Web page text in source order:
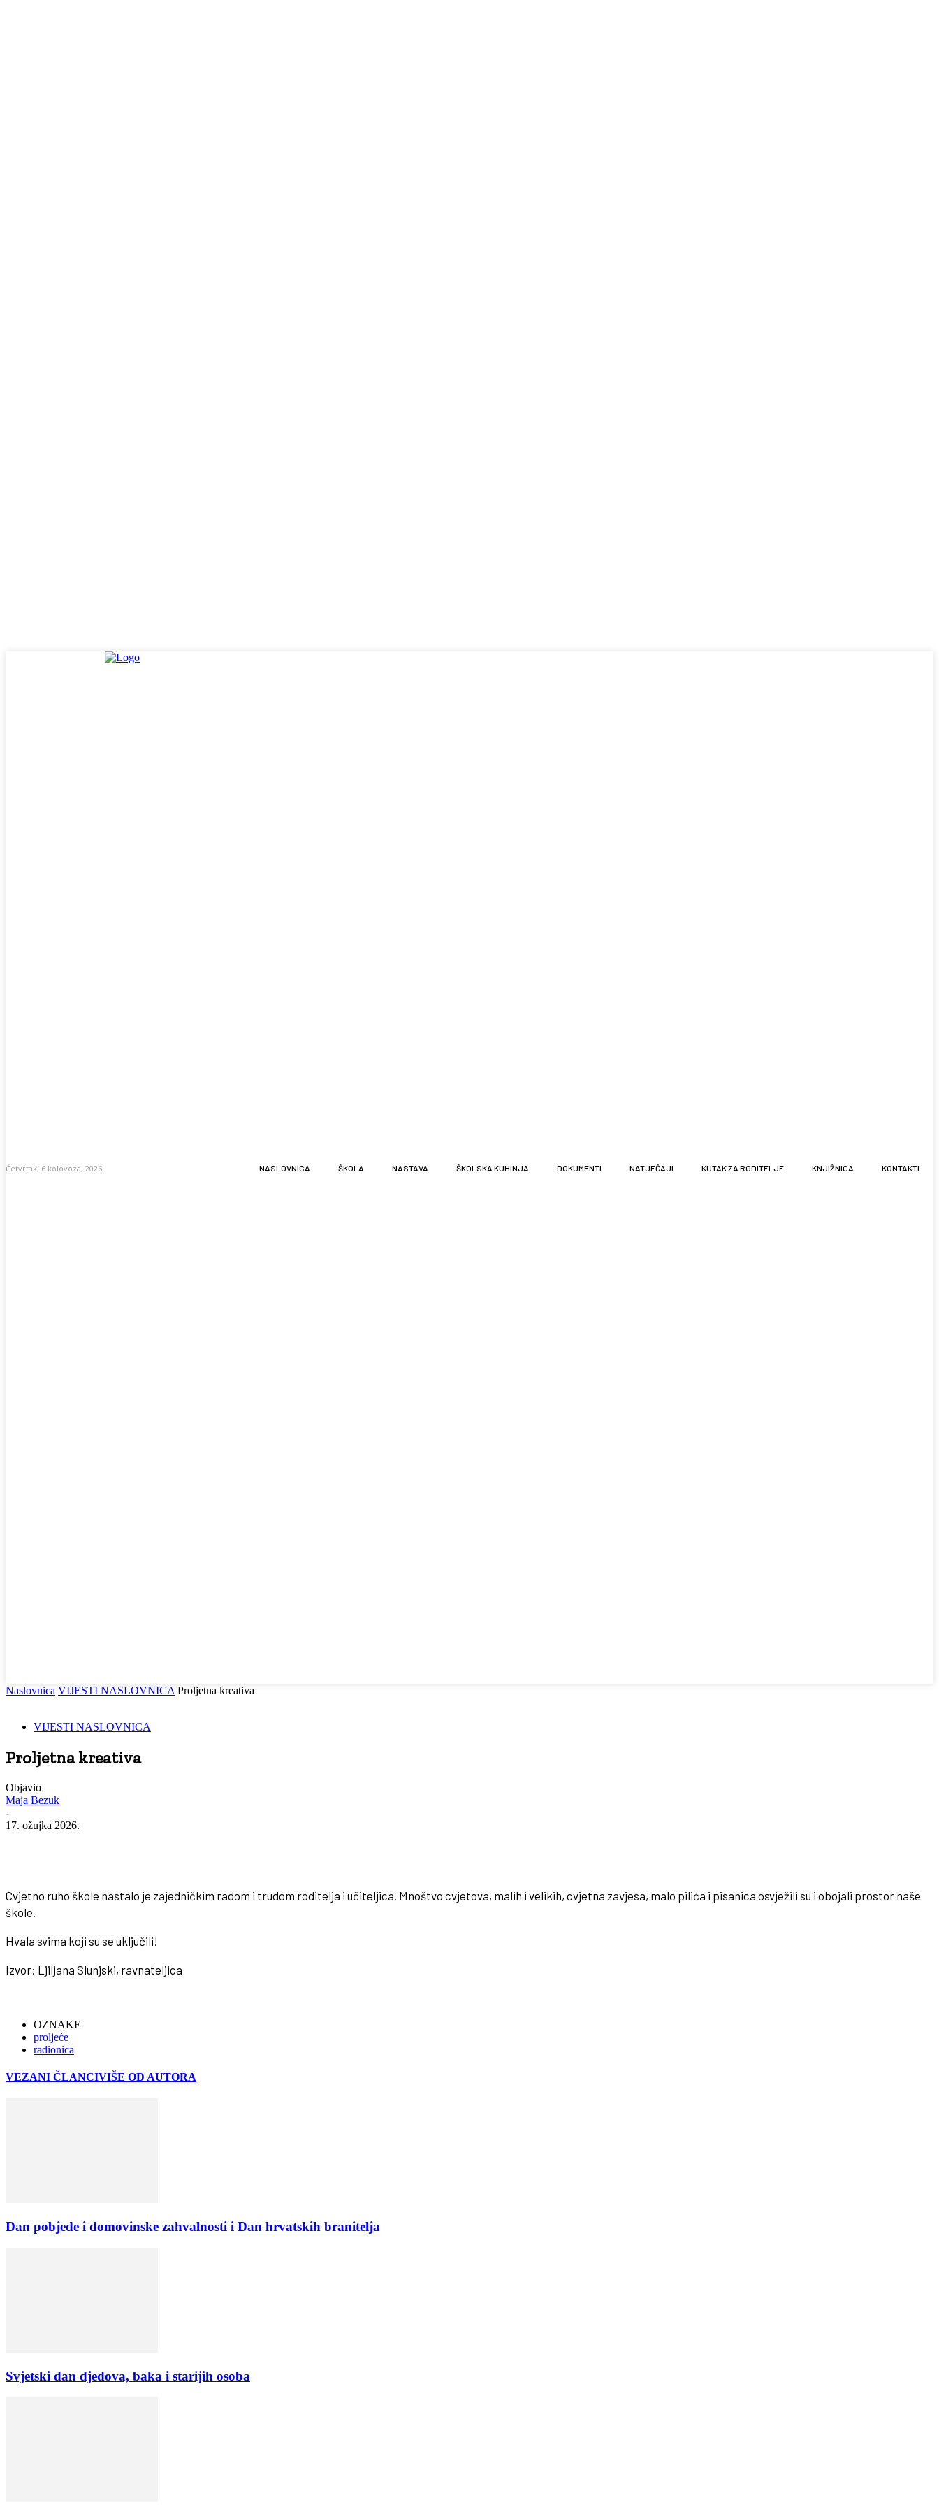
Četvrtak, 6 kolovoza, 2026 NASLOVNICA ŠKOLA NASTAVA ŠKOLSKA KUHINJA DOKUMENTI NATJEČAJI KUTAK ZA RODITELJE KNJIŽNICA KONTAKTI
Naslovnica VIJESTI NASLOVNICA Proljetna kreativa
VIJESTI NASLOVNICA
Proljetna kreativa
Objavio
Maja Bezuk
-
17. ožujka 2026.
Cvjetno ruho škole nastalo je zajedničkim radom i trudom roditelja i učiteljica. Mnoštvo cvjetova, malih i velikih, cvjetna zavjesa, malo pilića i pisanica osvježili su i obojali prostor naše
škole.
Hvala svima koji su se uključili!
Izvor: Ljiljana Slunjski, ravnateljica
OZNAKE
proljeće
radionica
VEZANI ČLANCIVIŠE OD AUTORA
Dan pobjede i domovinske zahvalnosti i Dan hrvatskih branitelja
Svjetski dan djedova, baka i starijih osoba